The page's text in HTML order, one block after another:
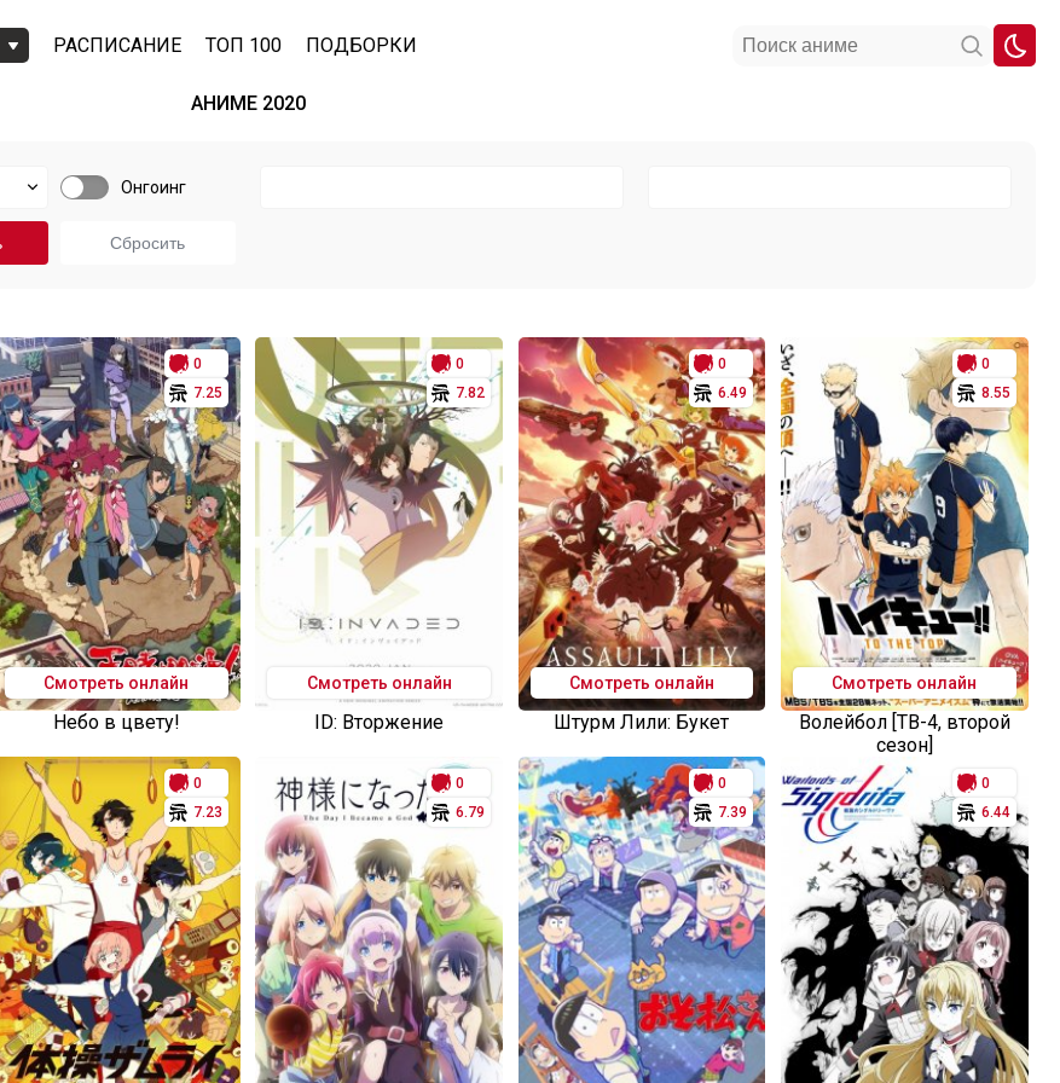
РАСПИСАНИЕ ТОП 100 ПОДБОРКИ
АНИМЕ 2020
Онгоинг
0
7.25
Смотреть онлайн
Небо в цвету!
0
7.82
Смотреть онлайн
ID: Вторжение
0
6.49
Смотреть онлайн
Штурм Лили: Букет
0
8.55
Смотреть онлайн
Волейбол [ТВ-4, второй
сезон]
0
7.23
0
6.79
0
7.39
0
6.44